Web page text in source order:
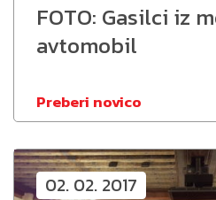
FOTO: Gasilci iz
avtomobil
Preberi novico
02. 02. 2017